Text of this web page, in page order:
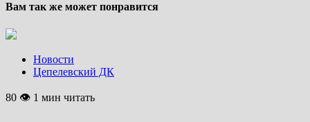
Вам так же может понравится
Новости
Цепелевский ДК
80 👁 1 мин читать